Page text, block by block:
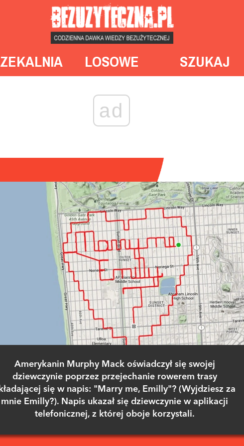
LOSOWE SZUKAJ
ad
Amerykanin Murphy Mack oświadczył się swojej
dziewczynie poprzez przejechanie rowerem trasy
się w napis: "Marry me, Emilly"? (Wyjdziesz za
mnie Emilly?). Napis ukazał się dziewczynie w aplikacji
telefonicznej, z której oboje korzystali.